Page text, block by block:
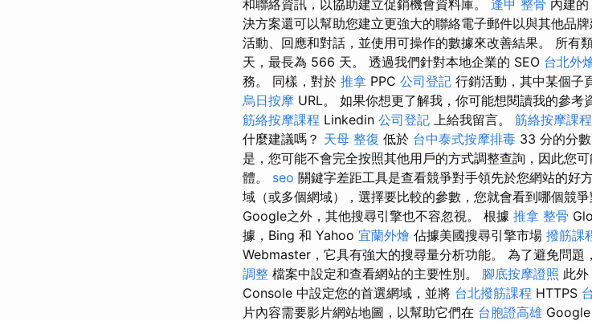
和聯絡資訊，以協助建立促銷機會資料庫。 逢甲 整骨 內建的
決方案還可以幫助您建立更強大的聯絡電子郵件以與其他品牌
活動、回應和對話，並使用可操作的數據來改善結果。 所
天，最長為 566 天。 透過我們針對本地企業的 SEO 台北外
務。 同樣，對於 推拿 PPC 公司登記 行銷活動，其中某個子
烏日按摩 URL。 如果你想更了解我，你可能想閱讀我的參
筋絡按摩課程 Linkedin 公司登記 上給我留言。 筋絡按摩課程
什麼建議嗎？ 天母 整復 低於 台中泰式按摩排毒 33 分的分
是，您可能不會完全按照其他用戶的方式調整查詢，因此您
體。 seo 關鍵字差距工具是查看競爭對手領先於您網站的好
域（或多個網域），選擇要比較的參數，您就會看到哪個競
Google之外，其他搜尋引擎也不容忽視。 根據 推拿 整骨
據，Bing 和 Yahoo 宜蘭外燴 佔據美國搜尋引擎市場 撥筋課
Webmaster，它具有強大的搜尋量分析功能。 為了避免問題
調整 檔案中設定和查看網站的主要性別。 腳底按摩證照 此
Console 中設定您的首選網域，並將 台北撥筋課程 HTTPS
片內容需要影片網站地圖，以幫助它們在 台胞證高雄 Google